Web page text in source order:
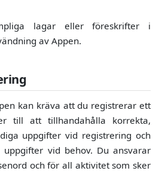
lagar eller föreskrifter i
av Appen.
kan kräva att du registrerar ett
till att tillhandahålla korrekta,
uppgifter vid registrering och
vid behov. Du ansvarar
och för all aktivitet som sker